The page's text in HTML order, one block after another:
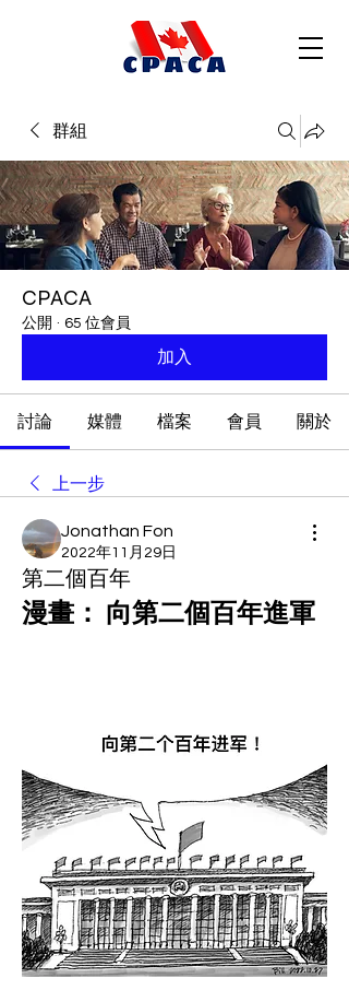
群組
CPACA
公開 · 65 位會員
加入
討論 媒體 檔案 會員 關於
上一步
Jonathan Fon
2022年11月29日
第二個百年
漫畫： 向第二個百年進軍